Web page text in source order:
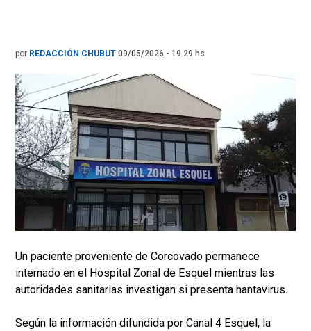
por REDACCIÓN CHUBUT 09/05/2026 - 19.29.hs
Un paciente proveniente de Corcovado permanece
internado en el Hospital Zonal de Esquel mientras las
autoridades sanitarias investigan si presenta hantavirus.
Según la información difundida por Canal 4 Esquel, la